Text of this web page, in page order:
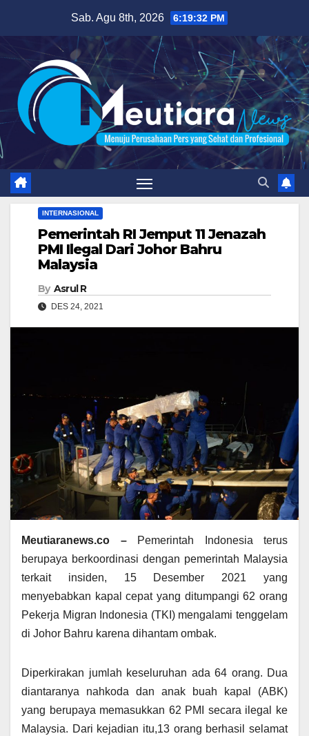
content
Sab. Agu 8th, 2026 6:19:33 PM
INTERNASIONAL
Pemerintah RI Jemput 11 Jenazah
PMI Ilegal Dari Johor Bahru
Malaysia
By Asrul R
DES 24, 2021
Meutiaranews.co –
Pemerintah Indonesia terus
berupaya berkoordinasi dengan pemerintah Malaysia
terkait insiden, 15 Desember 2021 yang
menyebabkan kapal cepat yang ditumpangi 62 orang
Pekerja Migran Indonesia (TKI) mengalami tenggelam
di Johor Bahru karena dihantam ombak.
Diperkirakan jumlah keseluruhan ada 64 orang. Dua
diantaranya nahkoda dan anak buah kapal (ABK)
yang berupaya memasukkan 62 PMI secara ilegal ke
Malaysia. Dari kejadian itu,13 orang berhasil selamat